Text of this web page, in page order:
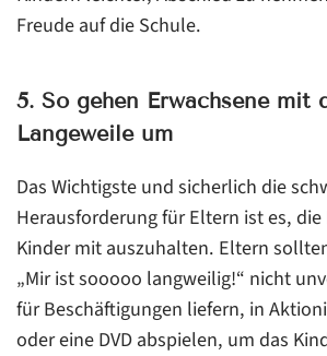
Freude auf die Schule.
5. So gehen Erwachsene mit
Langeweile um
Das Wichtigste und sicherlich die
Herausforderung für Eltern ist es,
Kinder mit auszuhalten. Eltern
„Mir ist sooooo langweilig!“ nicht
für Beschäftigungen liefern, in
oder eine DVD abspielen, um das